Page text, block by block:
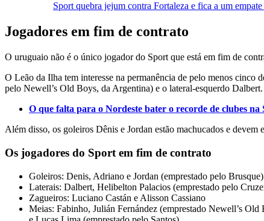
Sport quebra jejum contra Fortaleza e fica a um
Jogadores em fim de contrato
O uruguaio não é o único jogador do Sport que está em fim de
O Leão da Ilha tem interesse na permanência de pelo menos
pelo Newell’s Old Boys, da Argentina) e o lateral-esquerdo Dalbert.
O que falta para o Nordeste bater o recorde de clubes na
Além disso, os goleiros Dênis e Jordan estão machucados e
Os jogadores do Sport em fim de contrato
Goleiros: Denis, Adriano e Jordan (emprestado pelo Brusque)
Laterais: Dalbert, Helibelton Palacios (emprestado pelo
Zagueiros: Luciano Castán e Alisson Cassiano
Meias: Fabinho, Julián Fernández (emprestado Newell’s